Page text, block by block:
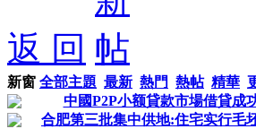
返 回
新窗 全部主題 最新 熱門 熱帖 精華
中國P2P小额貸款市場借貸成
合肥第三批集中供地:住宅实行毛